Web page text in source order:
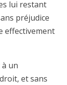
lui restant
préjudice
effectivement
un
et sans